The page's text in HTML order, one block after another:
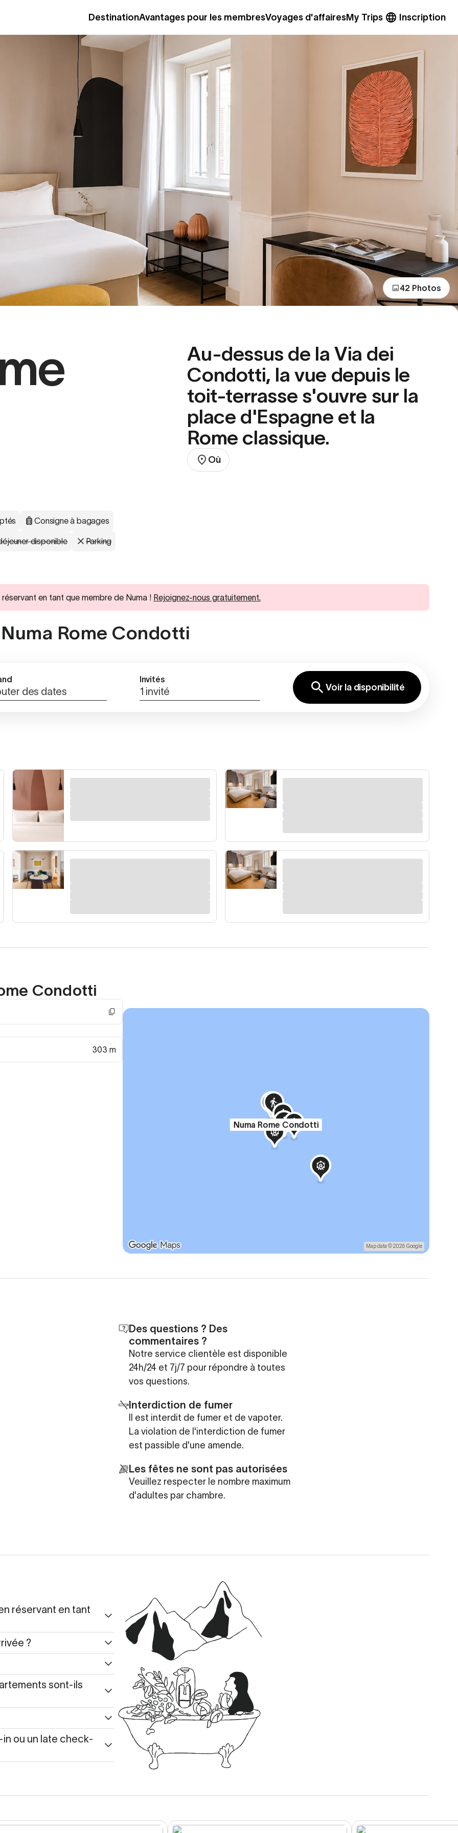
DestinationAvantages pour les membresVoyages d'affairesMy Trips Inscription
42 Photos
Au-dessus de la Via dei
Condotti, la vue depuis le
toit-terrasse s'ouvre sur la
place d'Espagne et la
Rome classique.
Où
Consigne à bagages
disponible Parking
en tant que membre de Numa ! Rejoignez-nous gratuitement.
Rome Condotti
des dates
Invités
1 invité Voir la disponibilité
Condotti
303 m
Numa Rome Condotti
Map data © 2026 Google
Des questions ? Des
commentaires ?
Notre service clientèle est disponible
24h/24 et 7j/7 pour répondre à toutes
vos questions.
Interdiction de fumer
Il est interdit de fumer et de vapoter.
La violation de l'interdiction de fumer
est passible d'une amende.
Les fêtes ne sont pas autorisées
Veuillez respecter le nombre maximum
d'adultes par chambre.
réservant en tant
?
sont-ils
ou un late check-